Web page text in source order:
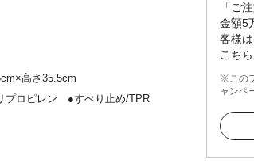
「ご
金額5
客様
こち
※この
ャンペ
高さ35.5cm
プロピレン ●すべり止め/TPR